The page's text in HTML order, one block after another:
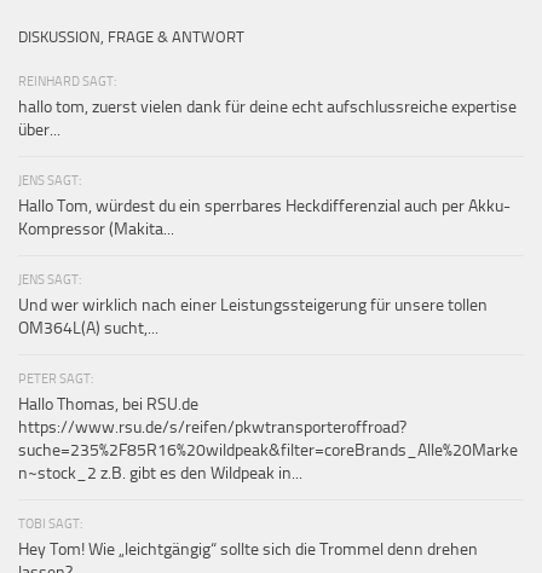
DISKUSSION, FRAGE & ANTWORT
REINHARD SAGT:
hallo tom, zuerst vielen dank für deine echt aufschlussreiche expertise
über...
JENS SAGT:
Hallo Tom, würdest du ein sperrbares Heckdifferenzial auch per Akku-
Kompressor (Makita...
JENS SAGT:
Und wer wirklich nach einer Leistungssteigerung für unsere tollen
OM364L(A) sucht,...
PETER SAGT:
Hallo Thomas, bei RSU.de
https://www.rsu.de/s/reifen/pkwtransporteroffroad?
suche=235%2F85R16%20wildpeak&filter=coreBrands_Alle%20Marke
n~stock_2 z.B. gibt es den Wildpeak in...
TOBI SAGT:
Hey Tom! Wie „leichtgängig“ sollte sich die Trommel denn drehen